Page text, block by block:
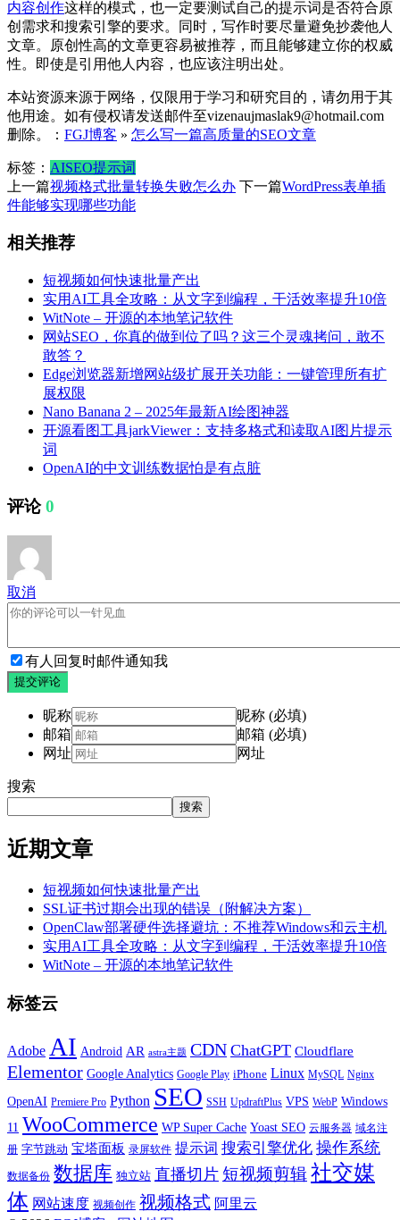
内容创作这样的模式，也一定要测试自己的提示词是否符合原
创需求和搜索引擎的要求。同时，写作时要尽量避免抄袭他人
文章。原创性高的文章更容易被推荐，而且能够建立你的权威
性。即使是引用他人内容，也应该注明出处。
本站资源来源于网络，仅限用于学习和研究目的，请勿用于其
他用途。如有侵权请发送邮件至vizenaujmaslak9@hotmail.com
删除。： FGJ博客 » 怎么写一篇高质量的SEO文章
标签： AISEO提示词
上一篇视频格式批量转换失败怎么办 下一篇WordPress表单插
件能够实现哪些功能
相关推荐
短视频如何快速批量产出
实用AI工具全攻略：从文字到编程，干活效率提升10倍
WitNote – 开源的本地笔记软件
网站SEO，你真的做到位了吗？这三个灵魂拷问，敢不
敢答？
Edge浏览器新增网站级扩展开关功能：一键管理所有扩
展权限
Nano Banana 2 – 2025年最新AI绘图神器
开源看图工具jarkViewer：支持多格式和读取AI图片提示
词
OpenAI的中文训练数据怕是有点脏
评论0
取消
有人回复时邮件通知我
提交评论
昵称
昵称 (必填)
邮箱
邮箱 (必填)
网址
网址
搜索
搜索
近期文章
短视频如何快速批量产出
SSL证书过期会出现的错误（附解决方案）
OpenClaw部署硬件选择避坑：不推荐Windows和云主机
实用AI工具全攻略：从文字到编程，干活效率提升10倍
WitNote – 开源的本地笔记软件
标签云
Adobe AI Android AR astra主题 CDN ChatGPT Cloudflare
Elementor Google Analytics Google Play iPhone Linux MySQL Nginx
OpenAI Premiere Pro Python SEO SSH UpdraftPlus VPS WebP Windows
11 WooCommerce WP Super Cache Yoast SEO 云服务器 域名注
册 字节跳动 宝塔面板 录屏软件 提示词 搜索引擎优化 操作系统
数据备份 数据库 独立站 直播切片 短视频剪辑社交媒
体 网站速度 视频创作 视频格式 阿里云